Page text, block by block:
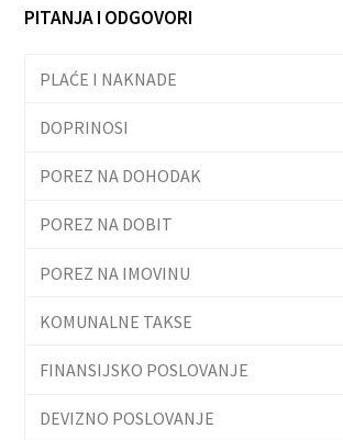
PITANJA I ODGOVORI
PLAĆE I NAKNADE
DOPRINOSI
POREZ NA DOHODAK
POREZ NA DOBIT
POREZ NA IMOVINU
KOMUNALNE TAKSE
FINANSIJSKO POSLOVANJE
DEVIZNO POSLOVANJE